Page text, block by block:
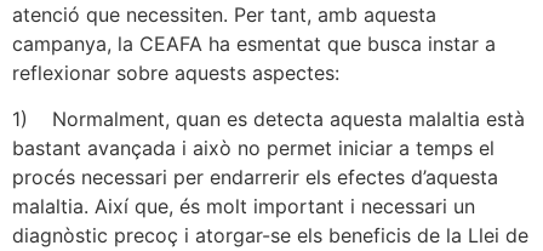
atenció que necessiten. Per tant, amb aquesta
campanya, la CEAFA ha esmentat que busca instar a
reflexionar sobre aquests aspectes:
1) Normalment, quan es detecta aquesta malaltia està
bastant avançada i això no permet iniciar a temps el
procés necessari per endarrerir els efectes d’aquesta
malaltia. Així que, és molt important i necessari un
diagnòstic precoç i atorgar-se els beneficis de la Llei de